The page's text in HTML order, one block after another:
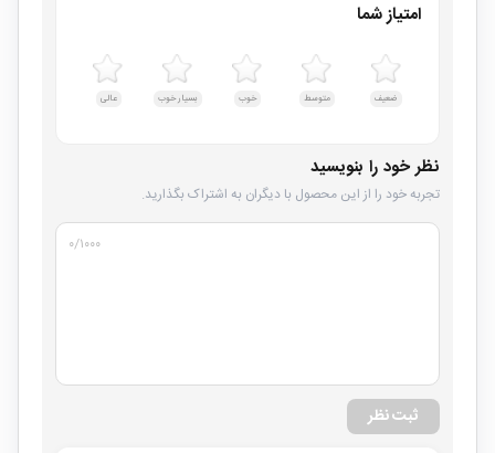
امتیاز شما
ضعیف متوسط خوب بسیار خوب عالی
نظر خود را بنویسید
تجربه خود را از این محصول با دیگران به اشتراک بگذارید.
۰/۱۰۰۰
ثبت نظر